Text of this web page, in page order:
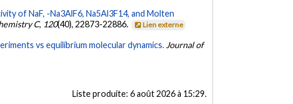
of NaF, -Na3AlF6, Na5Al3F14, and Molten
C, 120(40), 22873-22886. Lien externe
vs equilibrium molecular dynamics. Journal of
Liste produite: 6 août 2026 à 15:29.